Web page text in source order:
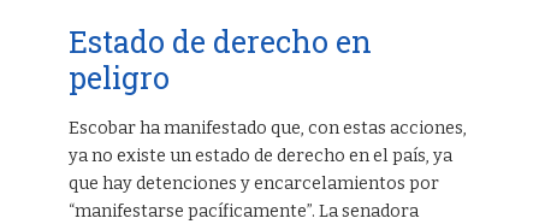
Estado de derecho en
peligro
Escobar ha manifestado que, con estas acciones,
ya no existe un estado de derecho en el país, ya
que hay detenciones y encarcelamientos por
“manifestarse pacíficamente”. La senadora